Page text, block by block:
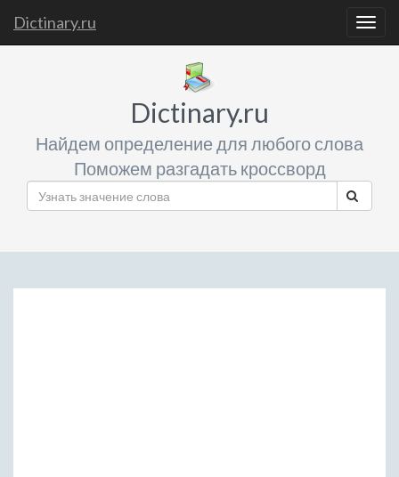
Dictinary.ru
Dictinary.ru
Найдем определение для любого слова
Поможем разгадать кроссворд